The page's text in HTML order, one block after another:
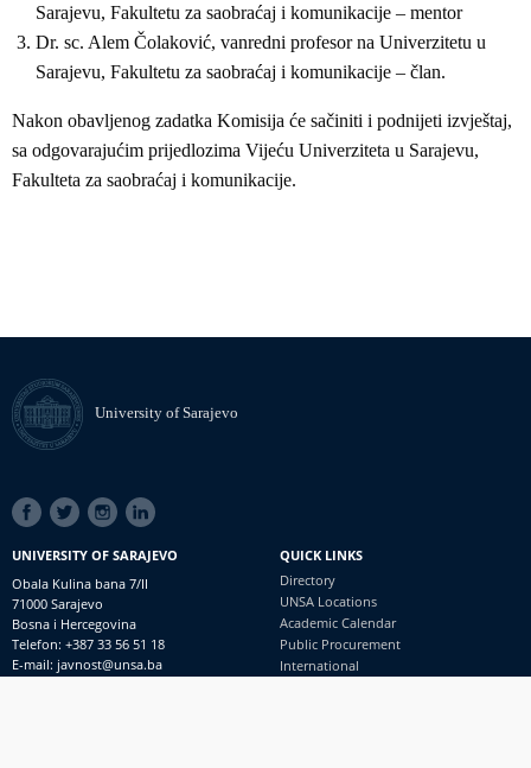
Sarajevu, Fakultetu za saobraćaj i komunikacije – mentor
Dr. sc. Alem Čolaković, vanredni profesor na Univerzitetu u
Sarajevu, Fakultetu za saobraćaj i komunikacije – član.
Nakon obavljenog zadatka Komisija će sačiniti i podnijeti izvještaj,
sa odgovarajućim prijedlozima Vijeću Univerziteta u Sarajevu,
Fakulteta za saobraćaj i komunikacije.
University of Sarajevo
SOCIAL
LINKS
UNIVERSITY OF SARAJEVO
Obala Kulina bana 7/II
71000 Sarajevo
Bosna i Hercegovina
Telefon: +387 33 56 51 18
E-mail: javnost@unsa.ba
QUICK LINKS
Directory
UNSA Locations
Academic Calendar
Public Procurement
International